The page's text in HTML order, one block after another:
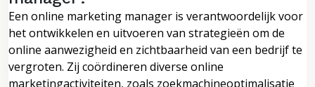
Een online marketing manager is verantwoordelijk voor
het ontwikkelen en uitvoeren van strategieën om de
online aanwezigheid en zichtbaarheid van een bedrijf te
vergroten. Zij coördineren diverse online
marketingactiviteiten, zoals zoekmachineoptimalisatie